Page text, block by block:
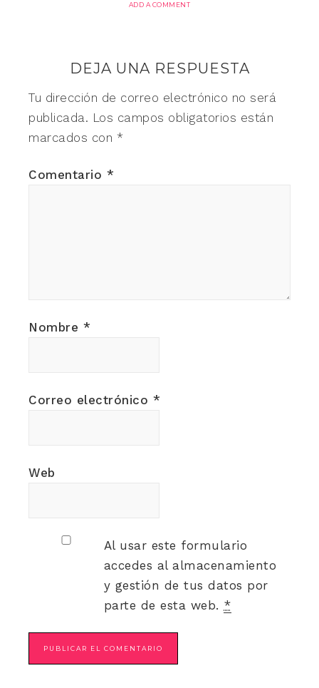
ADD A COMMENT
DEJA UNA RESPUESTA
Tu dirección de correo electrónico no será
publicada. Los campos obligatorios están
marcados con *
Comentario *
Nombre *
Correo electrónico *
Web
Al usar este formulario
accedes al almacenamiento
y gestión de tus datos por
parte de esta web. *